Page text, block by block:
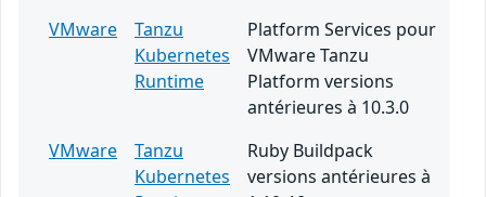
VMware
Tanzu
Kubernetes
Runtime
Platform Services pour
VMware Tanzu
Platform versions
antérieures à 10.3.0
VMware
Tanzu
Kubernetes
Ruby Buildpack
versions antérieures à